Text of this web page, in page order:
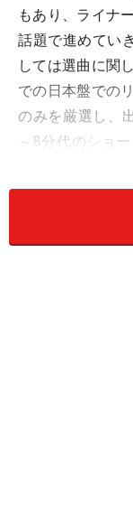
もあり、ライナ
話題で進めてい
しては選曲に関
での日本盤での
のみを厳選し、
～8分代のショ
「Not Gonna